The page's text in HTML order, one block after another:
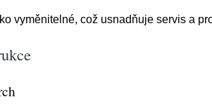
vyměnitelné, což usnadňuje servis a